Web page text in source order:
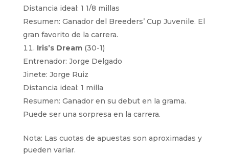
Distancia ideal: 1 1/8 millas
Resumen: Ganador del Breeders’ Cup Juvenile. El
gran favorito de la carrera.
Iris’s Dream(30-1)
Entrenador: Jorge Delgado
Jinete: Jorge Ruiz
Distancia ideal: 1 milla
Resumen: Ganador en su debut en la grama.
Puede ser una sorpresa en la carrera.
Nota: Las cuotas de apuestas son aproximadas y
pueden variar.